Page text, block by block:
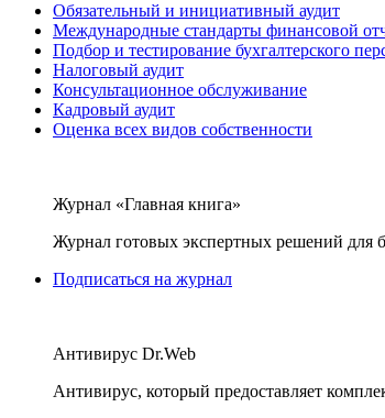
Обязательный и инициативный аудит
Международные стандарты финансовой
Подбор и тестирование бухгалтерского
Налоговый аудит
Консультационное обслуживание
Кадровый аудит
Оценка всех видов собственности
Журнал «Главная книга»
Журнал готовых экспертных решений для
Подписаться на журнал
Антивирус Dr.Web
Антивирус, который предоставляет